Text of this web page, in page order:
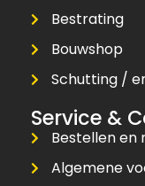
Bestrating
Bouwshop
Schutting /
Service &
Bestellen en
Algemene